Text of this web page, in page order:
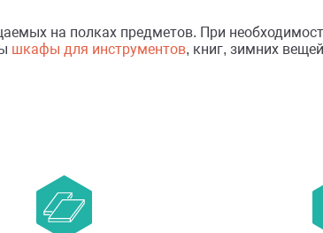
на полках предметов. При
шкафы для инструментов, книг, зимних